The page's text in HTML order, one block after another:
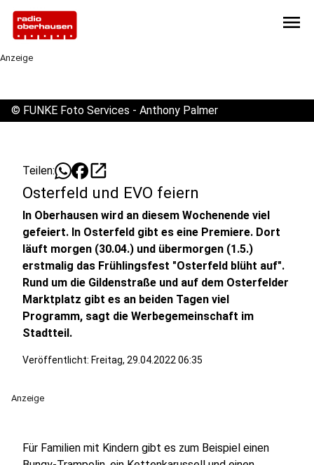
menu
Anzeige
© FUNKE Foto Services - Anthony Palmer
Teilen: open_in_new
Osterfeld und EVO feiern
In Oberhausen wird an diesem Wochenende viel
gefeiert. In Osterfeld gibt es eine Premiere. Dort
läuft morgen (30.04.) und übermorgen (1.5.)
erstmalig das Frühlingsfest "Osterfeld blüht auf".
Rund um die Gildenstraße und auf dem Osterfelder
Marktplatz gibt es an beiden Tagen viel
Programm, sagt die Werbegemeinschaft im
Stadtteil.
Veröffentlicht: Freitag, 29.04.2022 06:35
Anzeige
Für Familien mit Kindern gibt es zum Beispiel einen